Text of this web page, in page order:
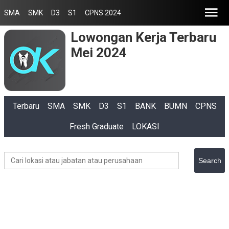
SMA SMK D3 S1 CPNS 2024
Lowongan Kerja Terbaru
Mei 2024
Terbaru SMA SMK D3 S1 BANK BUMN CPNS
Fresh Graduate LOKASI